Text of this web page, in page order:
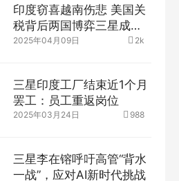
印度窃喜越南伤悲 美国关
税背后两国博弈三星成胜
负手
2025年04月09日 2k
三星印度工厂结束近1个月
罢工：员工重返岗位
2025年03月24日 988
三星李在镕呼吁高管“背水
一战”，应对AI新时代挑战